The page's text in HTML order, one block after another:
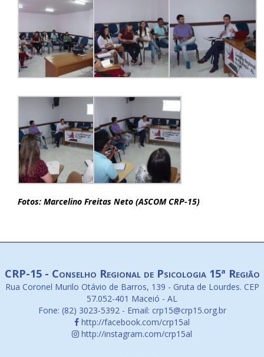
Fotos: Marcelino Freitas Neto (ASCOM CRP-15)
CRP-15 - Conselho Regional de Psicologia 15ª Região
Rua Coronel Murilo Otávio de Barros, 139 - Gruta de Lourdes. CEP
57.052-401 Maceió - AL
Fone: (82) 3023-5392 - Email: crp15@crp15.org.br
http://facebook.com/crp15al
http://instagram.com/crp15al